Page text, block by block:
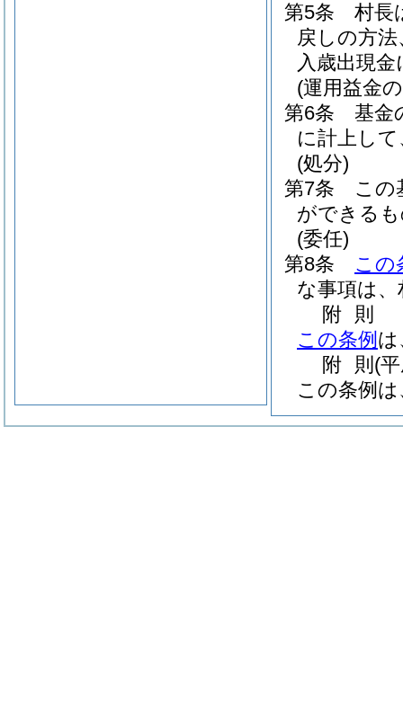
第5条
村長
戻しの方
入歳出現
(運用益金
第6条
基金
に計上し
(処分)
第7条
この
ができる
(委任)
第8条
この
な事項は
附 則
この条例 は
附 則 (
この条例